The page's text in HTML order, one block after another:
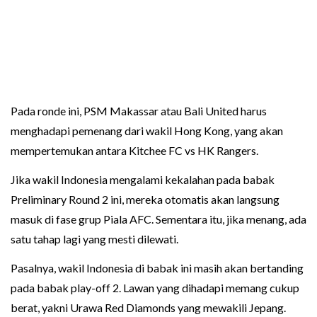
Pada ronde ini, PSM Makassar atau Bali United harus
menghadapi pemenang dari wakil Hong Kong, yang akan
mempertemukan antara Kitchee FC vs HK Rangers.
Jika wakil Indonesia mengalami kekalahan pada babak
Preliminary Round 2 ini, mereka otomatis akan langsung
masuk di fase grup Piala AFC. Sementara itu, jika menang, ada
satu tahap lagi yang mesti dilewati.
Pasalnya, wakil Indonesia di babak ini masih akan bertanding
pada babak play-off 2. Lawan yang dihadapi memang cukup
berat, yakni Urawa Red Diamonds yang mewakili Jepang.